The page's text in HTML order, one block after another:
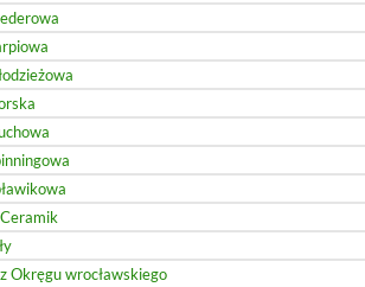
Okręgu wrocławskiego